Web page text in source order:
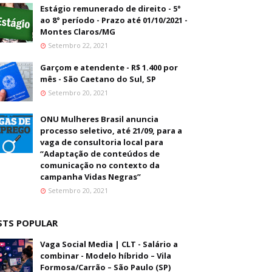
Estágio remunerado de direito - 5°
ao 8° período - Prazo até 01/10/2021 -
Montes Claros/MG
Setembro 22, 2021
Garçom e atendente - R$ 1.400 por
mês - São Caetano do Sul, SP
Setembro 20, 2021
ONU Mulheres Brasil anuncia
processo seletivo, até 21/09, para a
vaga de consultoria local para
“Adaptação de conteúdos de
comunicação no contexto da
campanha Vidas Negras”
Setembro 20, 2021
POPULAR
Vaga Social Media | CLT - Salário a
combinar - Modelo híbrido – Vila
Formosa/Carrão – São Paulo (SP)